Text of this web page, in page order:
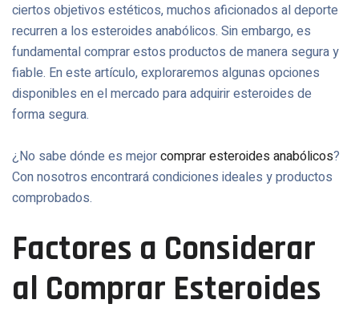
ciertos objetivos estéticos, muchos aficionados al deporte
recurren a los esteroides anabólicos. Sin embargo, es
fundamental comprar estos productos de manera segura y
fiable. En este artículo, exploraremos algunas opciones
disponibles en el mercado para adquirir esteroides de
forma segura.
¿No sabe dónde es mejorcomprar esteroides anabólicos?
Con nosotros encontrará condiciones ideales y productos
comprobados.
Factores a Considerar
al Comprar Esteroides